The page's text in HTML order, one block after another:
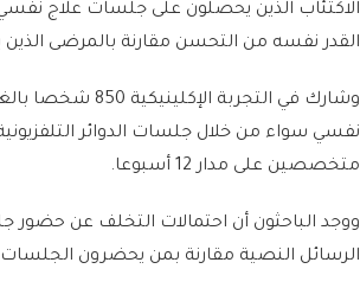
الاكتئاب الذين يحصلون على جلسات علاج
القدر نفسه من التحسن مقارنة بالمرضى الذين
وشارك في
نفسي سواء من خلال جلسات الدوائر
متخصصين على مدار 12 أسبوعا.
ووجد الباحثون أن احتمالات التخلف عن حضور
الرسائل النصية مقارنة بمن يحضرون الجلسات